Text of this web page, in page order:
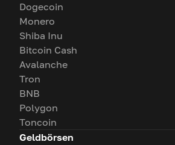
Dogecoin
Monero
Shiba Inu
Bitcoin Cash
Avalanche
Tron
BNB
Polygon
Toncoin
Geldbörsen